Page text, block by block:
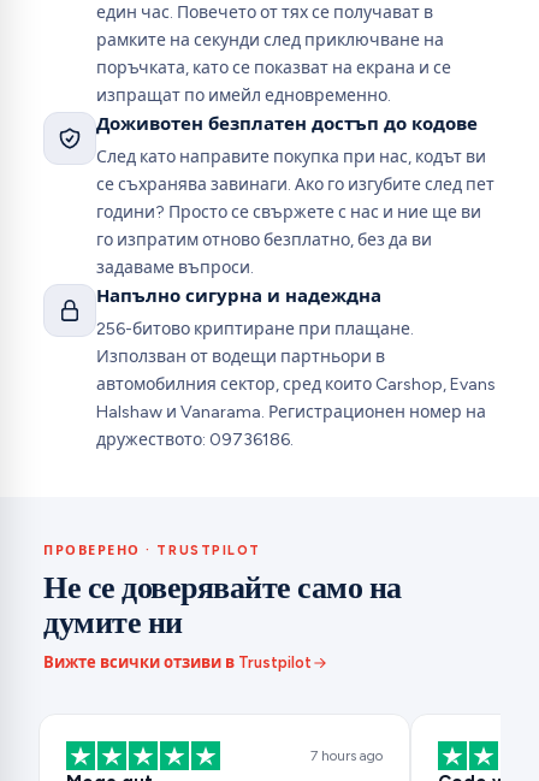
един час. Повечето от тях се получават в
рамките на секунди след приключване на
поръчката, като се показват на екрана и се
изпращат по имейл едновременно.
Доживотен безплатен достъп до кодове
След като направите покупка при нас, кодът ви
се съхранява завинаги. Ако го изгубите след пет
години? Просто се свържете с нас и ние ще ви
го изпратим отново безплатно, без да ви
задаваме въпроси.
Напълно сигурна и надеждна
256-битово криптиране при плащане.
Използван от водещи партньори в
автомобилния сектор, сред които Carshop, Evans
Halshaw и Vanarama. Регистрационен номер на
дружеството: 09736186.
ПРОВЕРЕНО · TRUSTPILOT
Не се доверявайте само на
думите ни
Вижте всички отзиви в Trustpilot
7 hours ago